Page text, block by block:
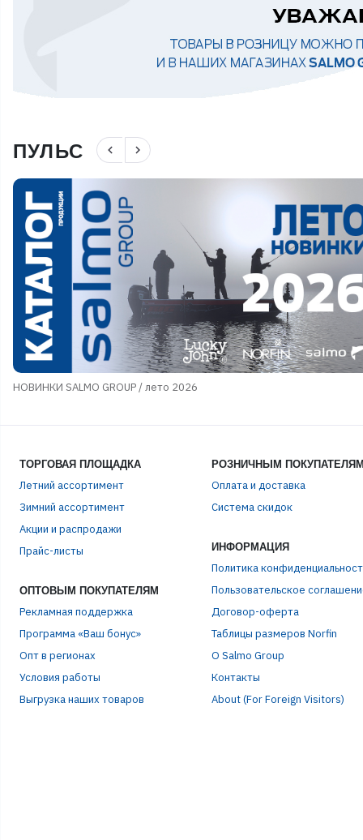
ПУЛЬС navigate_before navigate_next
НОВИНКИ SALMO GROUP / лето 2026
ТОРГОВАЯ ПЛОЩАДКА
Летний ассортимент
Зимний ассортимент
Акции и распродажи
Прайс-листы
ОПТОВЫМ ПОКУПАТЕЛЯМ
Рекламная поддержка
Программа «Ваш бонус»
Опт в регионах
Условия работы
Выгрузка наших товаров
РОЗНИЧНЫМ
Оплата и доставка
Система скидок
ИНФОРМАЦИЯ
Политика
Пользовательское
Договор-оферта
Таблицы размеров Norfin
О Salmo Group
Контакты
About (For Foreign Visitors)